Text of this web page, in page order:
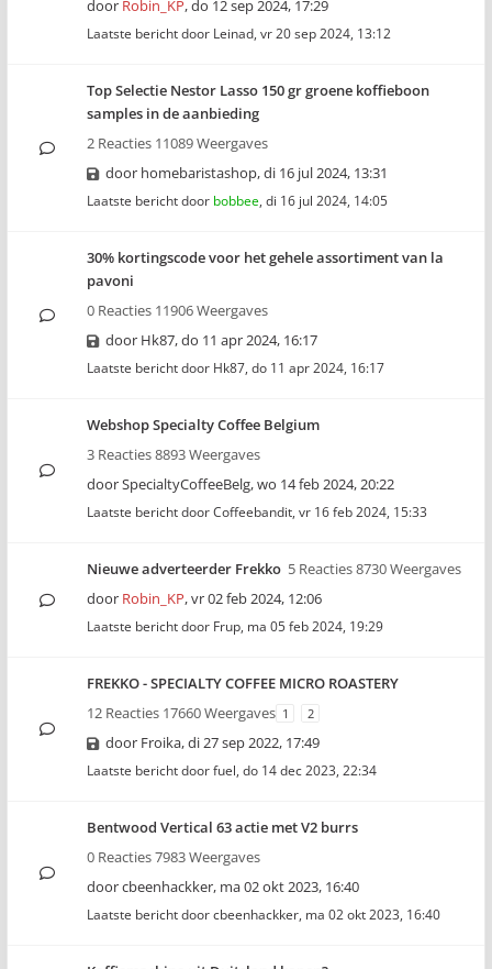
door Robin_KP,do 12 sep 2024, 17:29
Laatste bericht door Leinad, vr 20 sep 2024, 13:12
Top Selectie Nestor Lasso 150 gr groene koffieboon
samples in de aanbieding
2 Reacties 11089 Weergaves
door homebaristashop,di 16 jul 2024, 13:31
Laatste bericht door bobbee, di 16 jul 2024, 14:05
30% kortingscode voor het gehele assortiment van la
pavoni
0 Reacties 11906 Weergaves
door Hk87,do 11 apr 2024, 16:17
Laatste bericht door Hk87, do 11 apr 2024, 16:17
Webshop Specialty Coffee Belgium
3 Reacties 8893 Weergaves
doorSpecialtyCoffeeBelg,wo 14 feb 2024, 20:22
Laatste bericht doorCoffeebandit, vr 16 feb 2024, 15:33
Nieuwe adverteerder Frekko 5 Reacties 8730 Weergaves
door Robin_KP,vr 02 feb 2024, 12:06
Laatste bericht door Frup, ma 05 feb 2024, 19:29
FREKKO - SPECIALTY COFFEE MICRO ROASTERY
12 Reacties 17660 Weergaves 1 2
door Froika,di 27 sep 2022, 17:49
Laatste bericht doorfuel, do 14 dec 2023, 22:34
Bentwood Vertical 63 actie met V2 burrs
0 Reacties 7983 Weergaves
doorcbeenhackker, ma 02 okt 2023, 16:40
Laatste bericht doorcbeenhackker, ma 02 okt 2023, 16:40